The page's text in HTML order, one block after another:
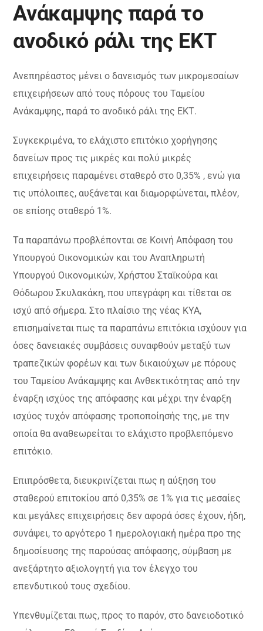
Ανάκαμψης παρά το
ανοδικό ράλι της ΕΚΤ
Ανεπηρέαστος μένει ο δανεισμός των μικρομεσαίων
επιχειρήσεων από τους πόρους του Ταμείου
Ανάκαμψης, παρά το ανοδικό ράλι της ΕΚΤ.
Συγκεκριμένα, το ελάχιστο επιτόκιο χορήγησης
δανείων προς τις μικρές και πολύ μικρές
επιχειρήσεις παραμένει σταθερό στο 0,35% , ενώ για
τις υπόλοιπες, αυξάνεται και διαμορφώνεται, πλέον,
σε επίσης σταθερό 1%.
Τα παραπάνω προβλέπονται σε Κοινή Απόφαση του
Υπουργού Οικονομικών και του Αναπληρωτή
Υπουργού Οικονομικών, Χρήστου Σταϊκούρα και
Θόδωρου Σκυλακάκη, που υπεγράφη και τίθεται σε
ισχύ από σήμερα. Στο πλαίσιο της νέας ΚΥΑ,
επισημαίνεται πως τα παραπάνω επιτόκια ισχύουν για
όσες δανειακές συμβάσεις συναφθούν μεταξύ των
τραπεζικών φορέων και των δικαιούχων με πόρους
του Ταμείου Ανάκαμψης και Ανθεκτικότητας από την
έναρξη ισχύος της απόφασης και μέχρι την έναρξη
ισχύος τυχόν απόφασης τροποποίησής της, με την
οποία θα αναθεωρείται το ελάχιστο προβλεπόμενο
επιτόκιο.
Επιπρόσθετα, διευκρινίζεται πως η αύξηση του
σταθερού επιτοκίου από 0,35% σε 1% για τις μεσαίες
και μεγάλες επιχειρήσεις δεν αφορά όσες έχουν, ήδη,
συνάψει, το αργότερο 1 ημερολογιακή ημέρα προ της
δημοσίευσης της παρούσας απόφασης, σύμβαση με
ανεξάρτητο αξιολογητή για τον έλεγχο του
επενδυτικού τους σχεδίου.
Υπενθυμίζεται πως, προς το παρόν, στο δανειοδοτικό